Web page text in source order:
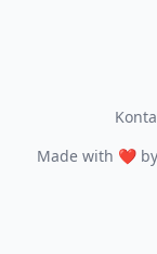
Made with ❤by